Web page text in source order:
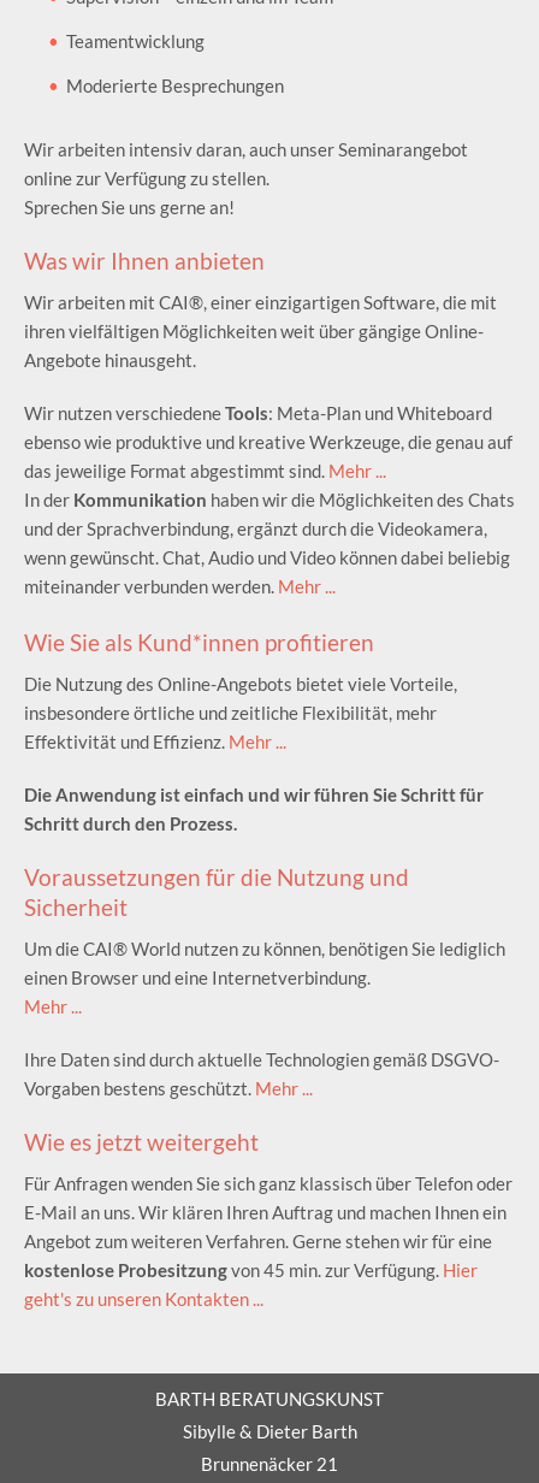
Teamentwicklung
Moderierte Besprechungen
Wir arbeiten intensiv daran, auch unser Seminarangebot
online zur Verfügung zu stellen.
Sprechen Sie uns gerne an!
Was wir Ihnen anbieten
Wir arbeiten mit CAI®, einer einzigartigen Software, die mit
ihren vielfältigen Möglichkeiten weit über gängige Online-
Angebote hinausgeht.
Wir nutzen verschiedeneTools: Meta-Plan und Whiteboard
ebenso wie produktive und kreative Werkzeuge, die genau auf
das jeweilige Format abgestimmt sind. Mehr ...
In der Kommunikation haben wir die Möglichkeiten des Chats
und der Sprachverbindung, ergänzt durch die Videokamera,
wenn gewünscht. Chat, Audio und Video können dabei beliebig
miteinander verbunden werden. Mehr ...
Wie Sie als Kund*innen profitieren
Die Nutzung des Online-Angebots bietet viele Vorteile,
insbesondere örtliche und zeitliche Flexibilität, mehr
Effektivität und Effizienz. Mehr ...
Die Anwendung ist einfach und wir führen Sie Schritt für
Schritt durch den Prozess.
Voraussetzungen für die Nutzung und
Sicherheit
Um die CAI® World nutzen zu können, benötigen Sie lediglich
einen Browser und eine Internetverbindung.
Mehr ...
Ihre Daten sind durch aktuelle Technologien gemäß DSGVO-
Vorgaben bestens geschützt. Mehr ...
Wie es jetzt weitergeht
Für Anfragen wenden Sie sich ganz klassisch über Telefon oder
E-Mail an uns. Wir klären Ihren Auftrag und machen Ihnen ein
Angebot zum weiteren Verfahren. Gerne stehen wir für eine
kostenlose Probesitzungvon 45 min. zur Verfügung. Hier
geht's zu unseren Kontakten ...
BARTH BERATUNGSKUNST
Sibylle & Dieter Barth
Brunnenäcker 21